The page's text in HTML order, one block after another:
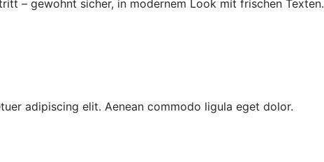
– gewohnt sicher, in modernem Look mit frischen Texten.
adipiscing elit. Aenean commodo ligula eget dolor.